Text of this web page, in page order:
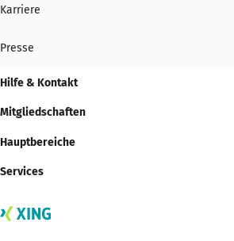
Karriere
Presse
Hilfe & Kontakt
Mitgliedschaften
Hauptbereiche
Services